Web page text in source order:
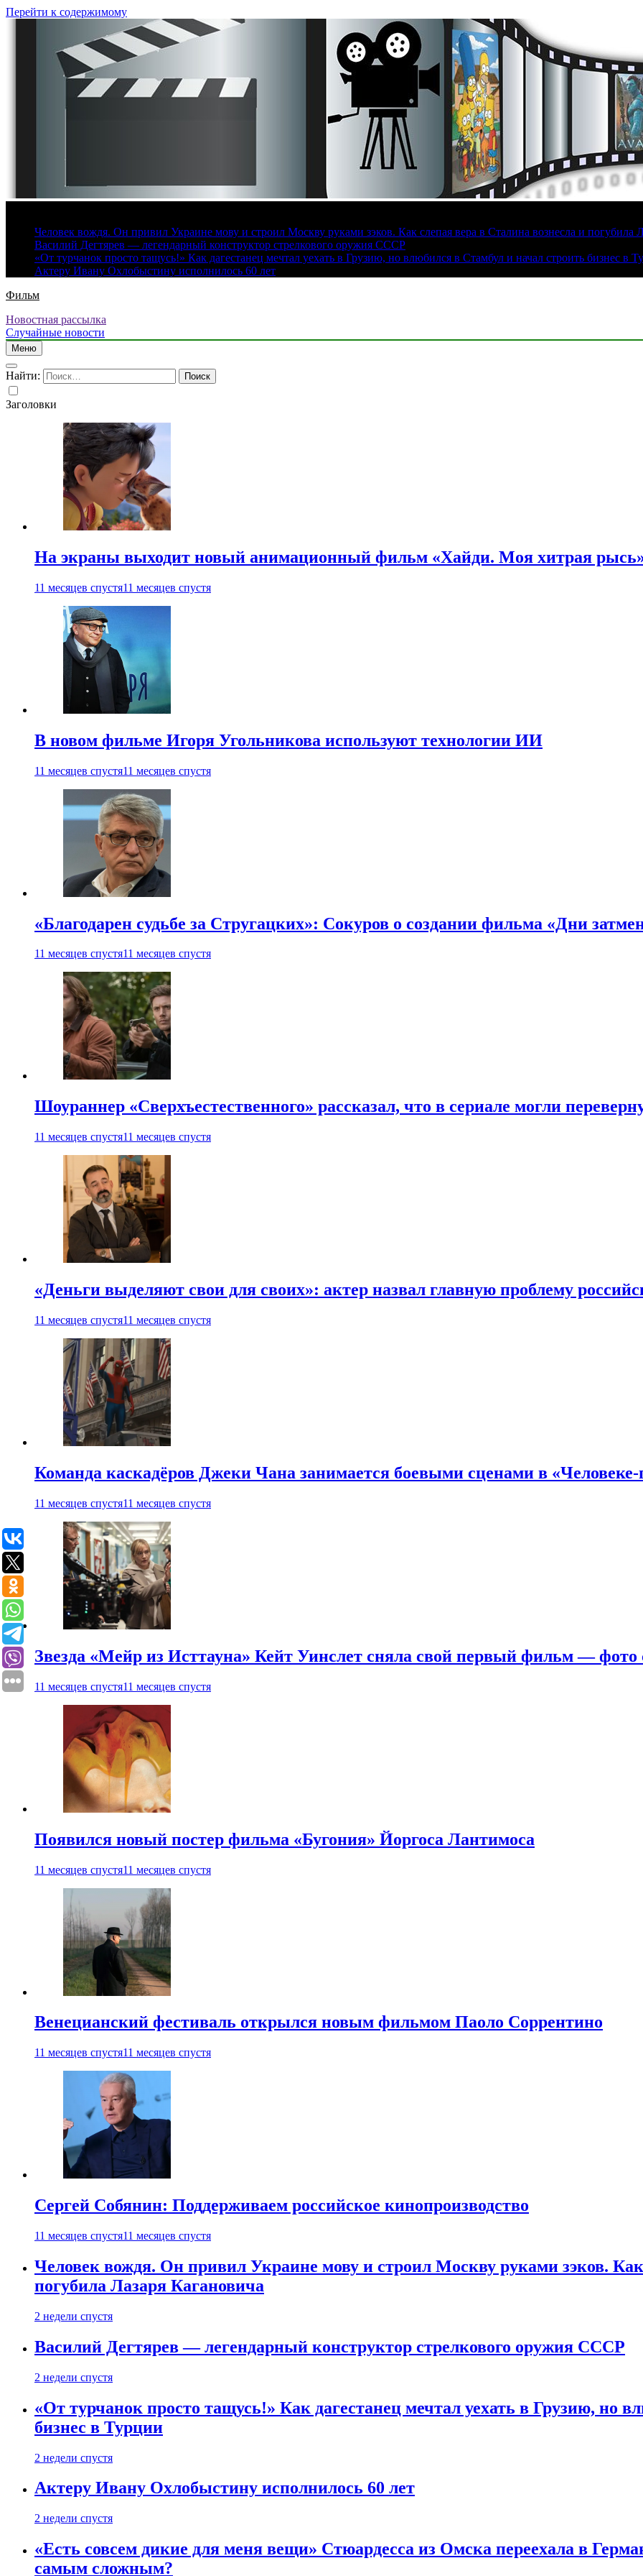
Перейти к содержимому
Человек вождя. Он привил Украине мову и строил Москву руками зэков. Как слепая вера в Сталина вознесла и погубила
Василий Дегтярев — легендарный конструктор стрелкового оружия СССР
«От турчанок просто тащусь!» Как дагестанец мечтал уехать в Грузию, но влюбился в Стамбул и начал строить бизнес в
Актеру Ивану Охлобыстину исполнилось 60 лет
Фильм
Новостная рассылка
Случайные новости
Меню
Найти:
Заголовки
На экраны выходит новый анимационный фильм «Хайди. Моя хитрая
11 месяцев спустя11 месяцев спустя
В новом фильме Игоря Угольникова используют технологии ИИ
11 месяцев спустя11 месяцев спустя
«Благодарен судьбе за Стругацких»: Сокуров о создании фильма «Дни
11 месяцев спустя11 месяцев спустя
Шоураннер «Сверхъестественного» рассказал, что в сериале могли
11 месяцев спустя11 месяцев спустя
«Деньги выделяют свои для своих»: актер назвал главную проблему
11 месяцев спустя11 месяцев спустя
Команда каскадёров Джеки Чана занимается боевыми сценами в «Человеке-
11 месяцев спустя11 месяцев спустя
Звезда «Мейр из Исттауна» Кейт Уинслет сняла свой первый фильм — фото
11 месяцев спустя11 месяцев спустя
Появился новый постер фильма «Бугония» Йоргоса Лантимоса
11 месяцев спустя11 месяцев спустя
Венецианский фестиваль открылся новым фильмом Паоло Соррентино
11 месяцев спустя11 месяцев спустя
Сергей Собянин: Поддерживаем российское кинопроизводство
11 месяцев спустя11 месяцев спустя
Человек вождя. Он привил Украине мову и строил Москву руками зэков.
погубила Лазаря Кагановича
2 недели спустя
Василий Дегтярев — легендарный конструктор стрелкового оружия СССР
2 недели спустя
«От турчанок просто тащусь!» Как дагестанец мечтал уехать в Грузию, но
бизнес в Турции
2 недели спустя
Актеру Ивану Охлобыстину исполнилось 60 лет
2 недели спустя
«Есть совсем дикие для меня вещи» Стюардесса из Омска переехала в
самым сложным?